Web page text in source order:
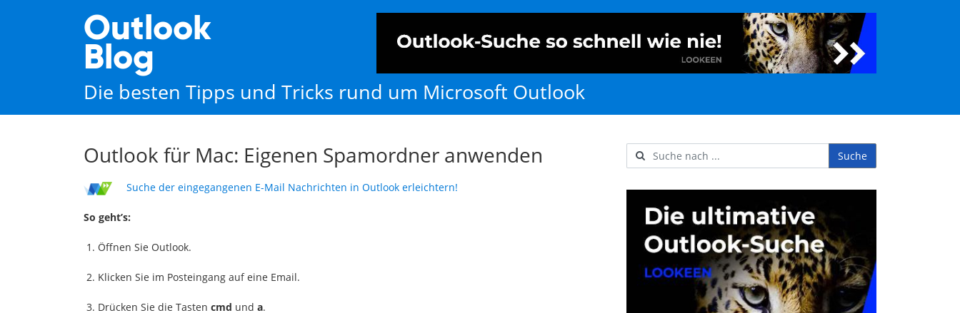
Outlook
Blog
Die besten Tipps und Tricks rund um Microsoft Outlook
Outlook für Mac: Eigenen Spamordner anwenden
Suche der eingegangenen E-Mail Nachrichten in Outlook erleichtern!
So geht’s:
Öffnen Sie Outlook.
Klicken Sie im Posteingang auf eine Email.
Drücken Sie die Tasten cmd und a.
Username
Suche